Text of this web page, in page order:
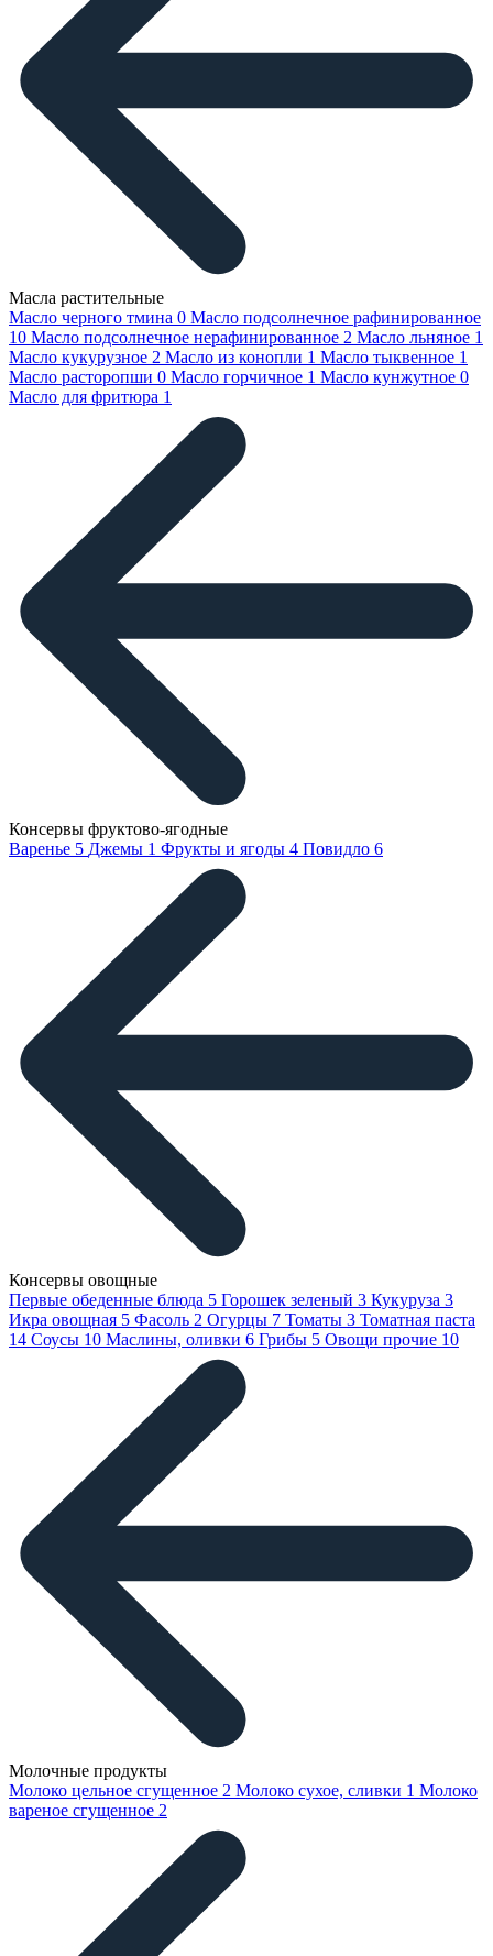
Масла растительные
Масло черного тмина 0 Масло подсолнечное рафинированное
10 Масло подсолнечное нерафинированное 2 Масло льняное 1
Масло кукурузное 2 Масло из конопли 1 Масло тыквенное 1
Масло расторопши 0 Масло горчичное 1 Масло кунжутное 0
Масло для фритюра 1
Консервы фруктово-ягодные
Варенье 5 Джемы 1 Фрукты и ягоды 4 Повидло 6
Консервы овощные
Первые обеденные блюда 5 Горошек зеленый 3 Кукуруза 3
Икра овощная 5 Фасоль 2 Огурцы 7 Томаты 3 Томатная паста
14 Соусы 10 Маслины, оливки 6 Грибы 5 Овощи прочие 10
Молочные продукты
Молоко цельное сгущенное 2 Молоко сухое, сливки 1 Молоко
вареное сгущенное 2